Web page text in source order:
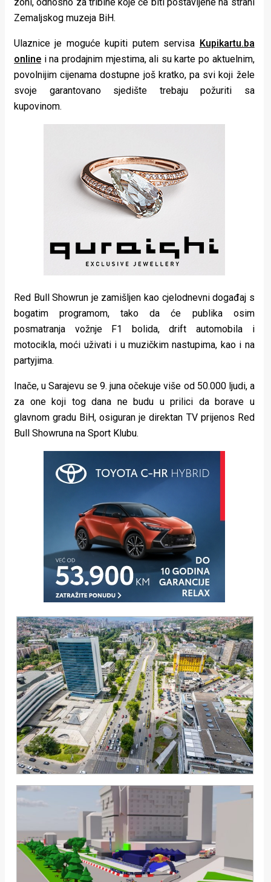
Zemaljskog muzeja BiH.
Ulaznice je moguće kupiti putem servisa Kupikartu.ba
online i na prodajnim mjestima, ali su karte po aktuelnim,
povolnijim cijenama dostupne još kratko, pa svi koji žele
svoje garantovano sjedište trebaju požuriti sa
kupovinom.
Red Bull Showrun je zamišljen kao cjelodnevni događaj s
bogatim programom, tako da će publika osim
posmatranja vožnje F1 bolida, drift automobila i
motocikla, moći uživati i u muzičkim nastupima, kao i na
partyjima.
Inače, u Sarajevu se 9. juna očekuje više od 50.000 ljudi, a
za one koji tog dana ne budu u prilici da borave u
glavnom gradu BiH, osiguran je direktan TV prijenos Red
Bull Showruna na Sport Klubu.